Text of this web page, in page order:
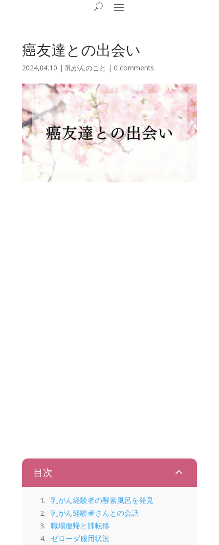
癌友達との出会い
2024,04,10 | 乳がんのこと | 0 comments
目次 2
乳がん経験者の酵素風呂を発見
乳がん経験者さんとの会話
職場復帰と肺転移
ゼローダ服用状況